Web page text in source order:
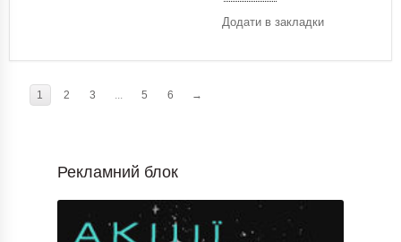
Додати в закладки
1 2 3 5 6 →
Рекламний блок